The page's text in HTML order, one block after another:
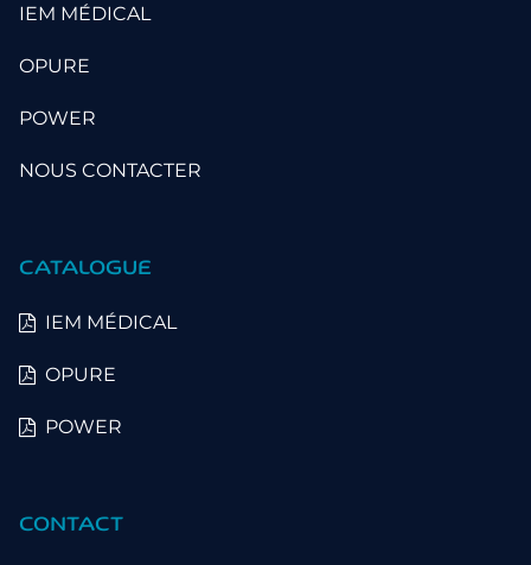
IEM MÉDICAL
OPURE
POWER
NOUS CONTACTER
CATALOGUE
IEM MÉDICAL
OPURE
POWER
CONTACT